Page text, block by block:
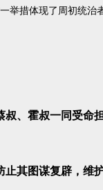
举措体现了周初统治
霍叔一同受命
其图谋复辟，维护